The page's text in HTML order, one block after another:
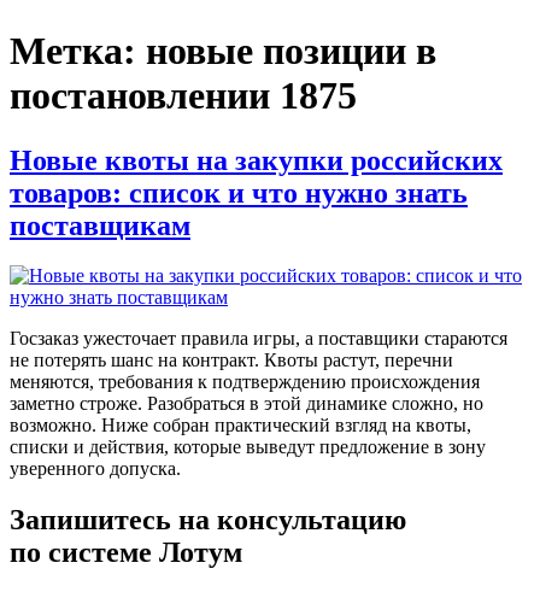
Метка: новые позиции в
постановлении 1875
Новые квоты на закупки российских
товаров: список и что нужно знать
поставщикам
Госзаказ ужесточает правила игры, а поставщики стараются
не потерять шанс на контракт. Квоты растут, перечни
меняются, требования к подтверждению происхождения
заметно строже. Разобраться в этой динамике сложно, но
возможно. Ниже собран практический взгляд на квоты,
списки и действия, которые выведут предложение в зону
уверенного допуска.
Запишитесь на консультацию
по системе Лотум